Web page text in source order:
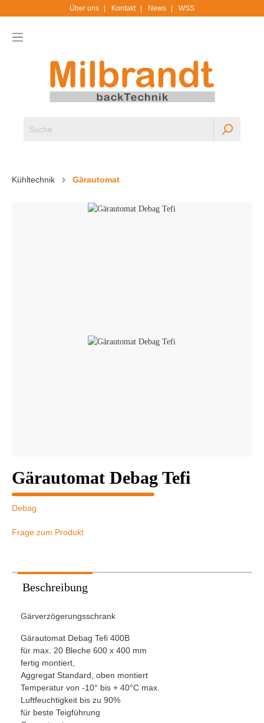
Über uns Kontakt News WSS
Kühltechnik Gärautomat
Gärautomat Debag Tefi
Debag
Frage zum Produkt
Beschreibung
Gärverzögerungsschrank
Gärautomat Debag Tefi 400B
für max. 20 Bleche 600 x 400 mm
fertig montiert,
Aggregat Standard, oben montiert
Temperatur von -10° bis + 40°C max.
Luftfeuchtigkeit bis zu 90%
für beste Teigführung